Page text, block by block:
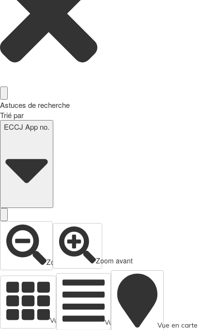
Astuces de recherche
Trié par
ECCJ App no.
Zoom arrière Zoom avant
Vue en cartes Vue tabulaire Vue en carte